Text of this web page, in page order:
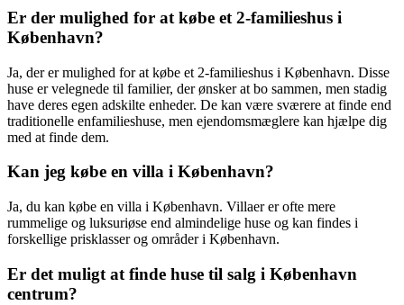
Er der mulighed for at købe et 2-familieshus i
København?
Ja, der er mulighed for at købe et 2-familieshus i København. Disse
huse er velegnede til familier, der ønsker at bo sammen, men stadig
have deres egen adskilte enheder. De kan være sværere at finde end
traditionelle enfamilieshuse, men ejendomsmæglere kan hjælpe dig
med at finde dem.
Kan jeg købe en villa i København?
Ja, du kan købe en villa i København. Villaer er ofte mere
rummelige og luksuriøse end almindelige huse og kan findes i
forskellige prisklasser og områder i København.
Er det muligt at finde huse til salg i København
centrum?